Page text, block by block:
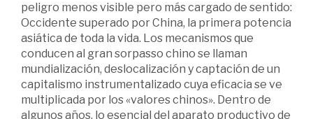
peligro menos visible pero más cargado de sentido:
Occidente superado por China, la primera potencia
asiática de toda la vida. Los mecanismos que
conducen al gran sorpasso chino se llaman
mundialización, deslocalización y captación de un
capitalismo instrumentalizado cuya eficacia se ve
multiplicada por los «valores chinos». Dentro de
algunos años, lo esencial del aparato productivo de